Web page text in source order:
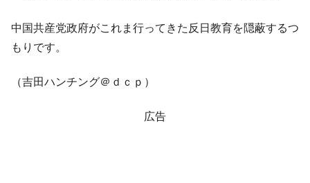
中国共産党政府がこれま行ってきた反日教育を隠蔽するつ
もりです。
（吉田ハンチング＠ｄｃｐ）
広告